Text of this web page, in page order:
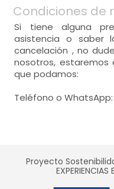
habitación
- cama de
Calefacción,
habitación
extensible para 8
tv,
-
chimenea,
cocina
-(4 placas para cocinar), horno, microondas,
frigorífico,
- menaje de
-
habitación
- cama de
Distribución:
salón
- sofá dos plazas = 2, mesa de centro, mesa
extensible para 8
- tv,
- chimenea,
cocina
-(4 placas para cocinar), horno, microondas,
frigorífico,
Condiciones de
Si tiene alguna
asistencia o saber
cancelación , no
nosotros,
que podamos:
Teléfono o WhatsApp:
Proyecto